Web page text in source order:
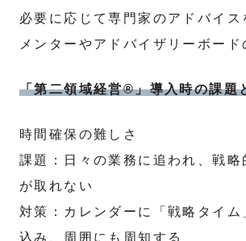
必要に応じて専門家のアドバイス
メンターやアドバイザリーボード
「第二領域経営®」導入時の課題
時間確保の難しさ
課題：日々の業務に追われ、戦略
が取れない
対策：カレンダーに「戦略タイム
込み、周囲にも周知する